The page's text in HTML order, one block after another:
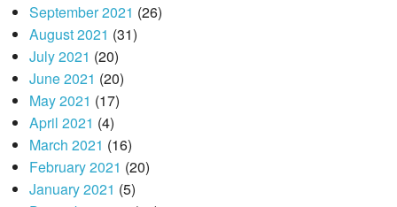
September 2021 (26)
August 2021 (31)
July 2021 (20)
June 2021 (20)
May 2021 (17)
April 2021 (4)
March 2021 (16)
February 2021 (20)
January 2021 (5)